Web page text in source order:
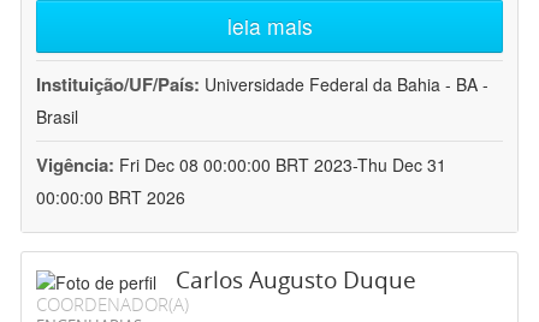
leia mais
Instituição/UF/País: Universidade Federal da Bahia - BA -
Brasil
Vigência: Fri Dec 08 00:00:00 BRT 2023-Thu Dec 31
00:00:00 BRT 2026
Carlos Augusto Duque
COORDENADOR(A)